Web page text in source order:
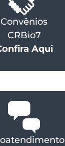
Convênios
CRBio7
Aqui